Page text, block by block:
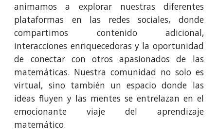
animamos a explorar nuestras diferentes
plataformas en las redes sociales, donde
compartimos contenido adicional,
interacciones enriquecedoras y la oportunidad
de conectar con otros apasionados de las
matemáticas. Nuestra comunidad no solo es
virtual, sino también un espacio donde las
ideas fluyen y las mentes se entrelazan en el
emocionante viaje del aprendizaje
matemático.